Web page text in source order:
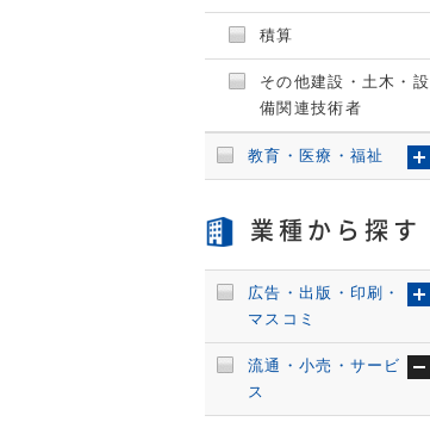
積算
その他建設・土木・設
備関連技術者
教育・医療・福祉
業種から探す
広告・出版・印刷・
マスコミ
流通・小売・サービ
ス